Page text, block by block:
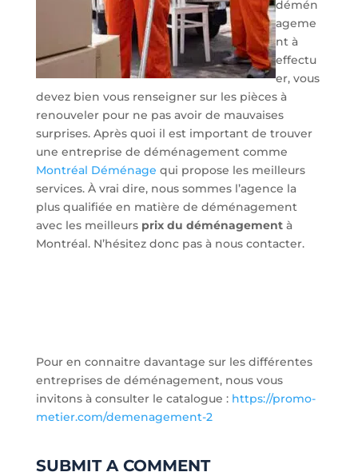
démén
ageme
nt à
effectu
er, vous
devez bien vous renseigner sur les pièces à
renouveler pour ne pas avoir de mauvaises
surprises. Après quoi il est important de trouver
une entreprise de déménagement comme
Montréal Déménage qui propose les meilleurs
services. À vrai dire, nous sommes l’agence la
plus qualifiée en matière de déménagement
avec les meilleurs prix du déménagement à
Montréal. N’hésitez donc pas à nous contacter.
Pour en connaitre davantage sur les différentes
entreprises de déménagement, nous vous
invitons à consulter le catalogue : https://promo-
metier.com/demenagement-2
SUBMIT A COMMENT